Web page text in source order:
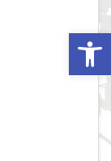
Werkzeugleiste öffnen